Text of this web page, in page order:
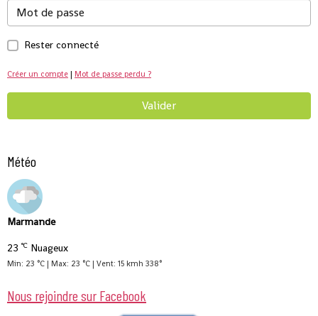
Rester connecté
Créer un compte | Mot de passe perdu ?
Valider
Météo
Marmande
23 °C Nuageux
Min: 23 °C | Max: 23 °C | Vent: 15 kmh 338°
Nous rejoindre sur Facebook